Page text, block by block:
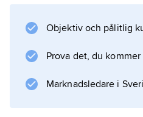
inom tillverkning.
Objektiv och pålitlig
Prova det, du
Marknadsledare i